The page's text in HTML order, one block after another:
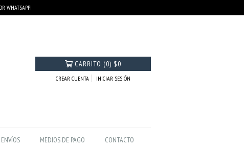
WHATSAPP!
CARRITO (0) $0
CREAR CUENTA INICIAR SESIÓN
MEDIOS DE PAGO CONTACTO